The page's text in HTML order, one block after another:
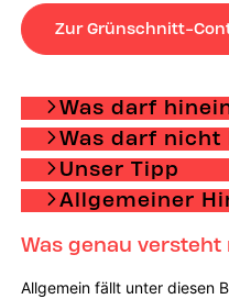
Zur Grünschnitt-
Was darf
Was darf nicht
Unser Tipp
Allgemeiner
Was genau
Allgemein fällt unter diesen